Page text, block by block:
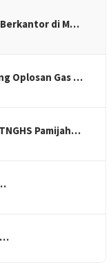
Berkantor di M…
Oplosan Gas …
Pamijah…